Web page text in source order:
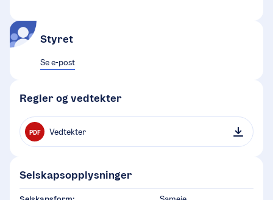
Styret
Se e-post
Regler og vedtekter
PDF Vedtekter
Selskapsopplysninger